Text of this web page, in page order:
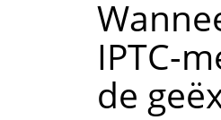
IPTC-
de